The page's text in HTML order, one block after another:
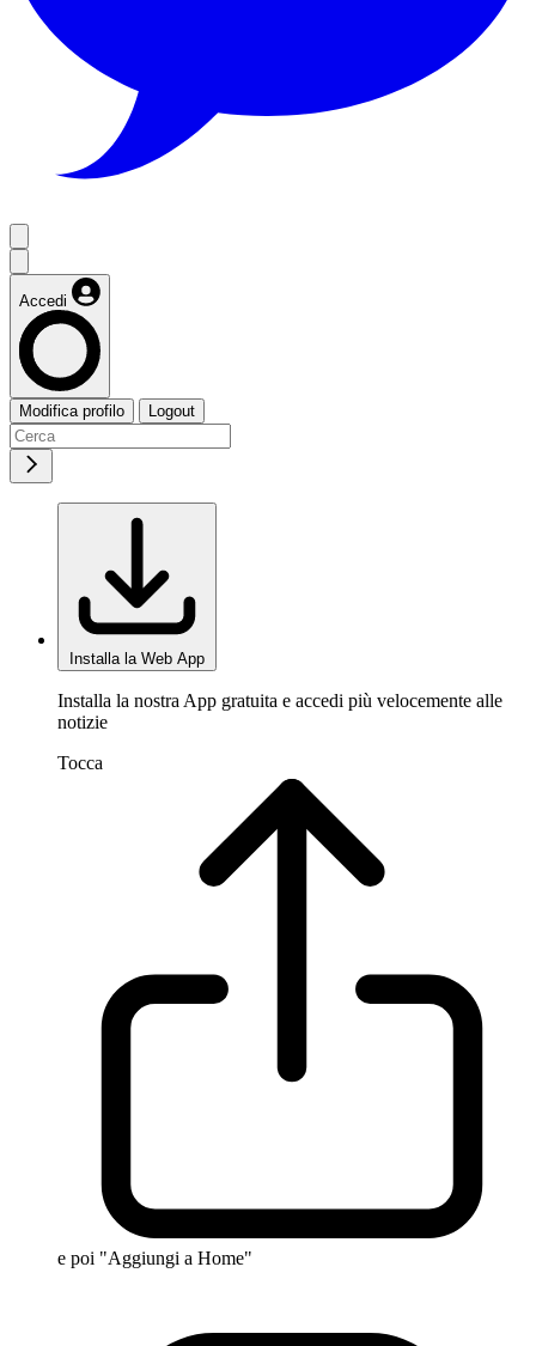
Accedi
Modifica profilo Logout
Installa la Web App
Installa la nostra App gratuita e accedi più velocemente alle
notizie
Tocca
e poi "Aggiungi a Home"